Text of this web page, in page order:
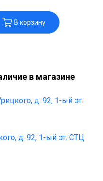
В корзину
в магазине
д. 92, 1-ый эт.
д. 92, 1-ый эт. СТЦ